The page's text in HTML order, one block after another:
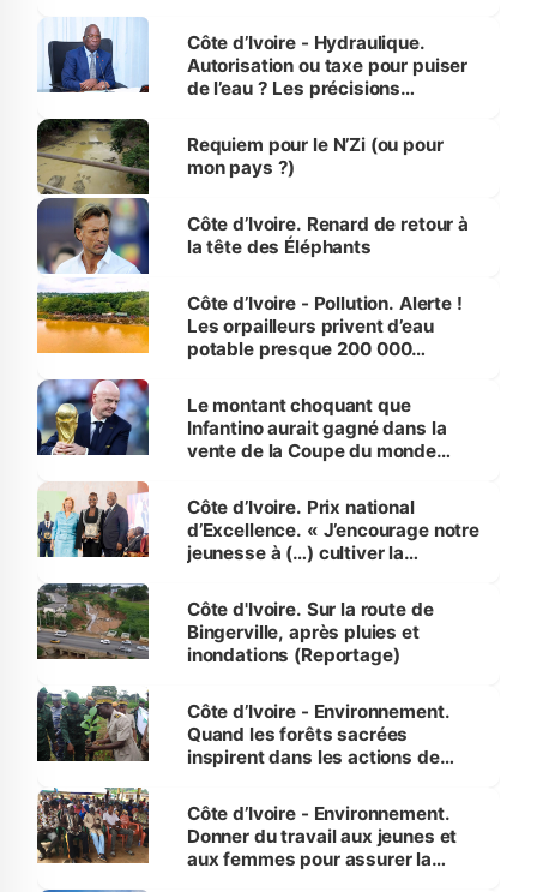
Côte d’Ivoire - Hydraulique.
Autorisation ou taxe pour puiser
de l’eau ? Les précisions
Requiem pour le N’Zi (ou pour
mon pays ?)
Côte d’Ivoire. Renard de retour à
la tête des Éléphants
Côte d’Ivoire - Pollution. Alerte !
Les orpailleurs privent d’eau
potable presque 200 000
Le montant choquant que
Infantino aurait gagné dans la
vente de la Coupe du monde
Côte d’Ivoire. Prix national
d’Excellence. « J’encourage notre
jeunesse à (…) cultiver la
(Alassane Ouattara
Côte d'Ivoire. Sur la route de
Bingerville, après pluies et
inondations (Reportage)
Côte d’Ivoire - Environnement.
Quand les forêts sacrées
inspirent dans les actions de
Côte d’Ivoire - Environnement.
Donner du travail aux jeunes et
aux femmes pour assurer la